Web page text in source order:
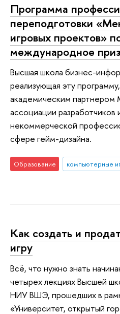
Программа
переподготовки
игровых проектов»
международное
Высшая школа бизнес-
реализующая эту
академическим
ассоциации
некоммерческой
сфере гейм-дизайна.
Образование компьютерные
Как создать и
игру
Всё, что нужно знать
четырех лекциях Высшей
НИУ ВШЭ, прошедших в
«Университет, открытый